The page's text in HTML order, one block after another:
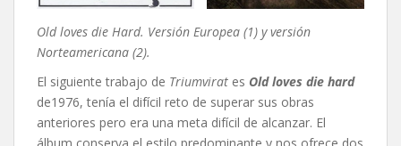
Old loves die Hard. Versión Europea (1) y versión
Norteamericana (2).
El siguiente trabajo de Triumvirat es Old loves die hard
de1976, tenía el difícil reto de superar sus obras
anteriores pero era una meta difícil de alcanzar. El
álbum conserva el estilo predominante y nos ofrece dos